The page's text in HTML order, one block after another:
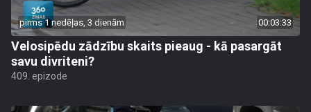
pirms 1 nedēļas, 3 dienām 00:03:33
Velosipēdu zādzību skaits pieaug - kā pasargāt
savu divriteni?
409. epizode